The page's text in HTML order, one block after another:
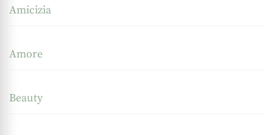
Amicizia
Amore
Beauty